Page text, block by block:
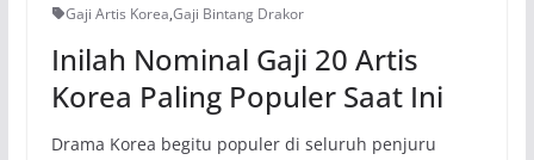
Gaji Artis Korea,Gaji Bintang Drakor
Inilah Nominal Gaji 20 Artis
Korea Paling Populer Saat Ini
Drama Korea begitu populer di seluruh penjuru